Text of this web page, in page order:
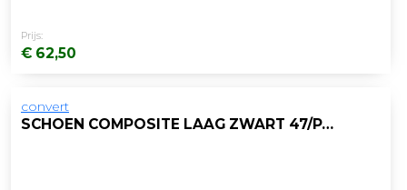
Prijs:
€ 62,50
convert
SCHOEN COMPOSITE LAAG ZWART 47/PAAR